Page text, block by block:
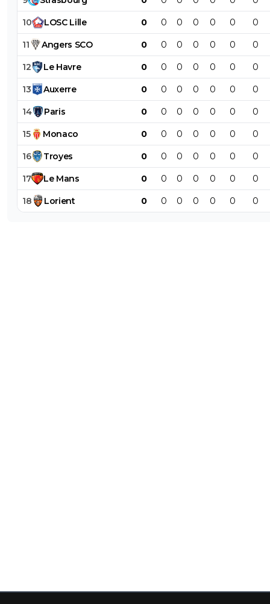
10 LOSC Lille 0 0 0 0 0 0 0
11 Angers SCO 0 0 0 0 0 0 0
12 Le Havre 0 0 0 0 0 0 0
13 Auxerre 0 0 0 0 0 0 0
14 Paris 0 0 0 0 0 0 0
15 Monaco 0 0 0 0 0 0 0
16 Troyes 0 0 0 0 0 0 0
17 Le Mans 0 0 0 0 0 0 0
18 Lorient 0 0 0 0 0 0 0